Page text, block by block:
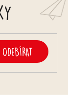
ODEBÍRAT